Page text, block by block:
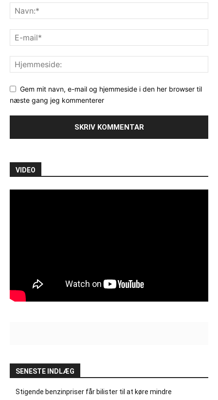
Gem mit navn, e-mail og hjemmeside i den her browser til
næste gang jeg kommenterer
VIDEO
SENESTE INDLÆG
Stigende benzinpriser får bilister til at køre mindre